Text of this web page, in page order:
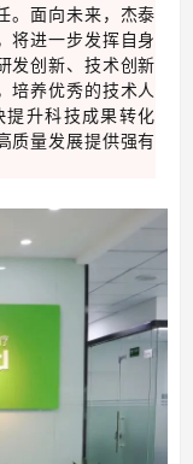
。面向未来，杰泰
将进一步发挥自身
发创新、技术创新
培养优秀的技术人
升科技成果转化
质量发展提供强有